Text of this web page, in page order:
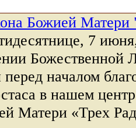
Божией Матери
7
Божественной
началом
в нашем
Матери «Трех